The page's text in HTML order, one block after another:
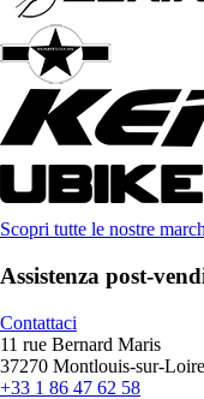
Scopri tutte le nostre
Assistenza post-
Contattaci
11 rue Bernard Maris
37270 Montlouis-sur-
+33 1 86 47 62 58